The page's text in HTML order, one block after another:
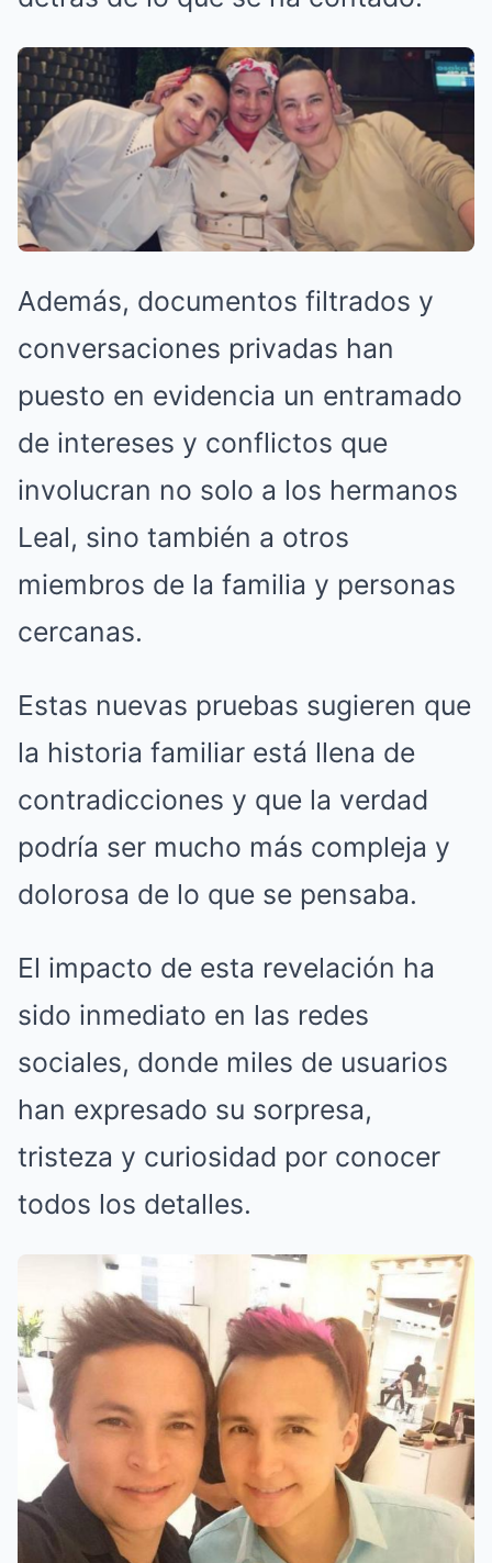
Además, documentos filtrados y
conversaciones privadas han
puesto en evidencia un entramado
de intereses y conflictos que
involucran no solo a los hermanos
Leal, sino también a otros
miembros de la familia y personas
cercanas.
Estas nuevas pruebas sugieren que
la historia familiar está llena de
contradicciones y que la verdad
podría ser mucho más compleja y
dolorosa de lo que se pensaba.
El impacto de esta revelación ha
sido inmediato en las redes
sociales, donde miles de usuarios
han expresado su sorpresa,
tristeza y curiosidad por conocer
todos los detalles.